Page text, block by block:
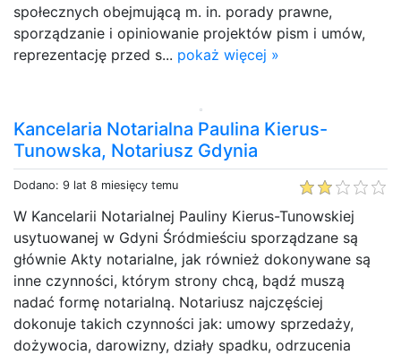
społecznych obejmującą m. in. porady prawne,
sporządzanie i opiniowanie projektów pism i umów,
reprezentację przed s... pokaż więcej »
Kancelaria Notarialna Paulina Kierus-
Tunowska, Notariusz Gdynia
Dodano: 9 lat 8 miesięcy temu
W Kancelarii Notarialnej Pauliny Kierus-Tunowskiej
usytuowanej w Gdyni Śródmieściu sporządzane są
głównie Akty notarialne, jak również dokonywane są
inne czynności, którym strony chcą, bądź muszą
nadać formę notarialną. Notariusz najczęściej
dokonuje takich czynności jak: umowy sprzedaży,
dożywocia, darowizny, działy spadku, odrzucenia